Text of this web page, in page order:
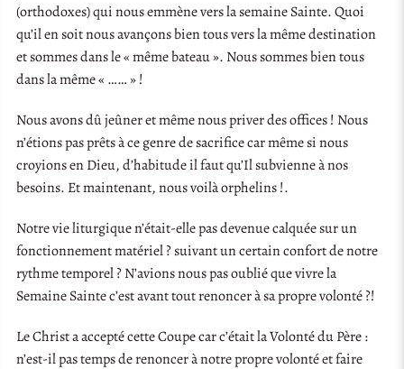
(orthodoxes) qui nous emmène vers la semaine Sainte. Quoi
qu’il en soit nous avançons bien tous vers la même destination
et sommes dans le « même bateau ». Nous sommes bien tous
dans la même « …… » !
Nous avons dû jeûner et même nous priver des offices ! Nous
n’étions pas prêts à ce genre de sacrifice car même si nous
croyions en Dieu, d’habitude il faut qu’Il subvienne à nos
besoins. Et maintenant, nous voilà orphelins !.
Notre vie liturgique n’était-elle pas devenue calquée sur un
fonctionnement matériel ? suivant un certain confort de notre
rythme temporel ? N’avions nous pas oublié que vivre la
Semaine Sainte c’est avant tout renoncer à sa propre volonté ?!
Le Christ a accepté cette Coupe car c’était la Volonté du Père :
n’est-il pas temps de renoncer à notre propre volonté et faire